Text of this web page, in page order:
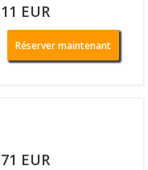
EUR
Réserver maintenant
EUR